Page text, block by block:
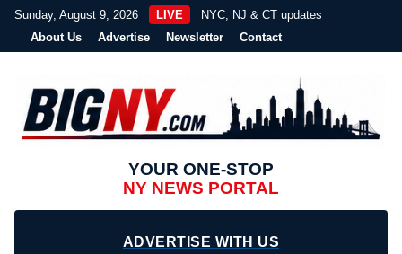
Sunday, August 9, 2026 LIVE
NYC, NJ & CT updates
About Us
Advertise Newsletter Contact
YOUR ONE-STOP
NY NEWS PORTAL
ADVERTISE WITH US